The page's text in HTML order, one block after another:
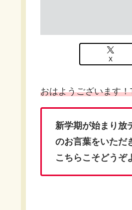
X
おはようございます
新学期が始まり放
のお言葉をいただ
こちらこそどうぞ